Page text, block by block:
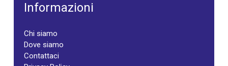
Informazioni
Chi siamo
Dove siamo
Contattaci